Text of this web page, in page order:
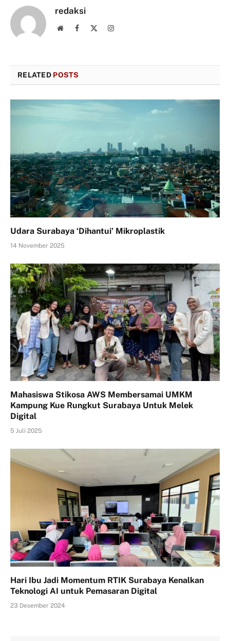
redaksi
WebsiteFacebook Instagram
RELATED POSTS
Udara Surabaya ‘Dihantui’ Mikroplastik
14 November 2025
Mahasiswa Stikosa AWS Membersamai UMKM
Kampung Kue Rungkut Surabaya Untuk Melek
Digital
5 Juli 2025
Hari Ibu Jadi Momentum RTIK Surabaya Kenalkan
Teknologi AI untuk Pemasaran Digital
23 Desember 2024